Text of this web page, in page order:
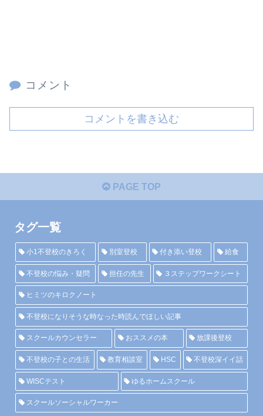
コメント
コメントを書き込む
PAGE TOP
タグ一覧
小1不登校のきろく 別室登校 付き添い登校 給食
不登校の悩み・疑問 担任の先生 ３ステップワークシート
ヒミツのキロクノート
不登校になりそうな時なった時読んでほしい記事
スクールカウンセラー おススメの本 放課後登校
不登校の子との生活 教育相談室 HSC 不登校深イイ話
WISCテスト ゆるホームスクール
スクールソーシャルワーカー